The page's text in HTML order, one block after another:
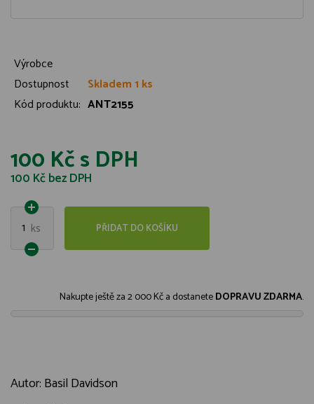
Výrobce
Dostupnost
Skladem 1 ks
Kód produktu: ANT2155
100 Kčs DPH
100 Kčbez DPH
1 ks PŘIDAT DO KOŠÍKU
Nakupte ještě za2 000 Kča dostaneteDOPRAVU ZDARMA.
Autor: Basil Davidson